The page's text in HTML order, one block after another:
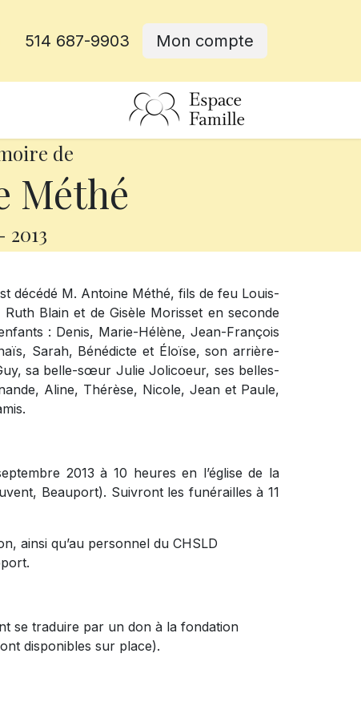
514 687-9903 Mon compte
de
Méthé
2013
décédé M. Antoine Méthé, fils de feu Louis-
Blain et de Gisèle Morisset en seconde
: Denis, Marie-Hélène, Jean-François
Sarah, Bénédicte et Éloïse, son arrière-
sa belle-sœur Julie Jolicoeur, ses belles-
Aline, Thérèse, Nicole, Jean et Paule,
2013 à 10 heures en l’église de la
Beauport). Suivront les funérailles à 11
ainsi qu’au personnel du CHSLD
se traduire par un don à la fondation
disponibles sur place).